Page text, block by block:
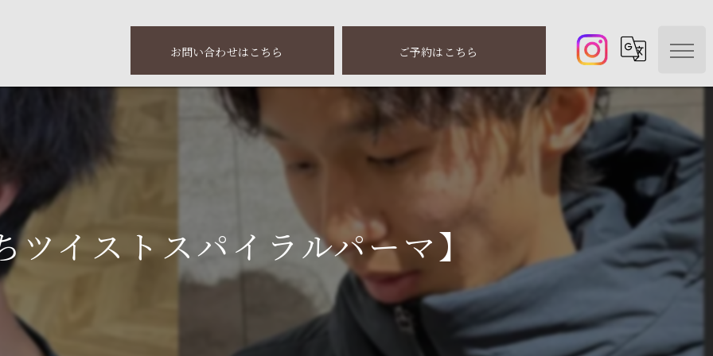
お問い合わせはこちら ご予約はこちら
ツイストスパイラルパーマ】